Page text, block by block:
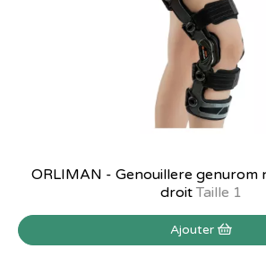
ORLIMAN - Genouillere genurom
droitTaille 1
Ajouter